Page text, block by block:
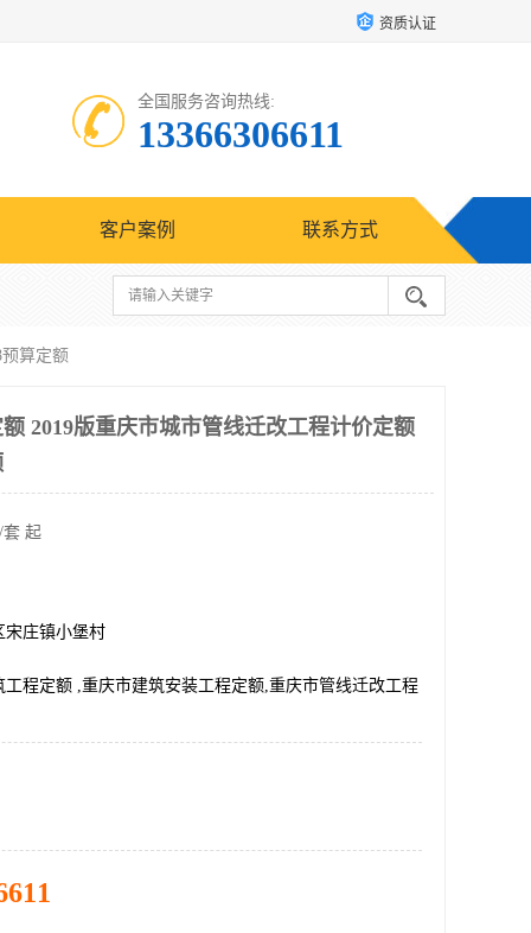
资质认证
全国服务咨询热线:
13366306611
客户案例 联系方式
算定额
2019版重庆市城市管线迁改工程计价定额
起
宋庄镇小堡村
工程定额 ,重庆市建筑安装工程定额,重庆市管线迁改工程